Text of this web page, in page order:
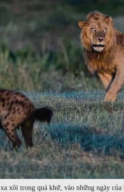
xôi trong quá khứ, vào những ngày